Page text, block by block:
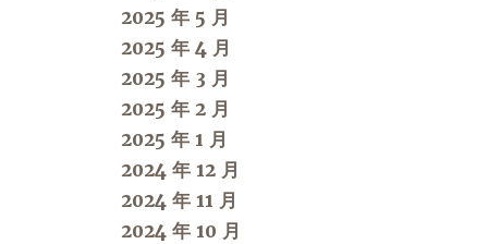
2025 年 5 月
2025 年 4 月
2025 年 3 月
2025 年 2 月
2025 年 1 月
2024 年 12 月
2024 年 11 月
2024 年 10 月